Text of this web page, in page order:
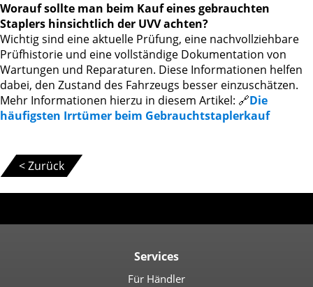
Worauf sollte man beim Kauf eines gebrauchten
Staplers hinsichtlich der UVV achten?
Wichtig sind eine aktuelle Prüfung, eine nachvollziehbare
Prüfhistorie und eine vollständige Dokumentation von
Wartungen und Reparaturen. Diese Informationen helfen
dabei, den Zustand des Fahrzeugs besser einzuschätzen.
Mehr Informationen hierzu in diesem Artikel: 🔗Die
häufigsten Irrtümer beim Gebrauchtstaplerkauf
< Zurück
Services
Für Händler